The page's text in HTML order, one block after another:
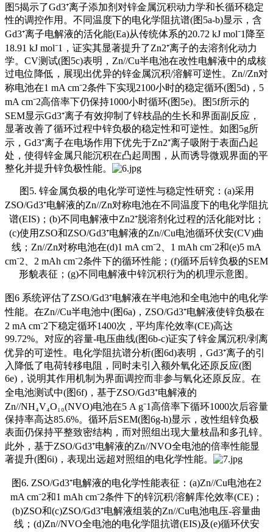
图5揭示了Gd3⁺离子添加剂对锌金属沉积动力学和长循环稳定
性的调控作用。不同温度下的电化学阻抗谱(图5a-b)显示，含
Gd3⁺离子电解液的活化能(Ea)从传统体系的20.72 kJ mol⁻1降至
18.91 kJ mol⁻1，证实其显著提升了Zn2⁺离子的去溶剂化动力
学。CV测试(图5c)表明，Zn//Cu半电池在改性电解液中的成核
过电位降低，展现出优异的锌金属沉积/溶解可逆性。Zn//Zn对
称电池在1 mA cm⁻2条件下实现2100小时的稳定循环(图5d)，5
mA cm⁻2高倍率下仍保持1000小时循环(图5e)。图5f所示的
SEM显示Gd3⁺离子有效抑制了锌枝晶的生长和界面副反应，
显著改善了循环过程中锌负极的稳定性和可逆性。如图5g所
示，Gd3⁺离子在电场作用下优先于Zn2⁺离子吸附于表面凸起
处，使得锌金属只能沉积在凸起周围，从而诱导微观界面的平
整化并提升锌负极性能。
图5. 锌金属负极的电化学可逆性与稳定性研究：(a)采用
ZSO/Gd3⁺电解液的Zn//Zn对称电池在不同温度下的电化学阻抗
谱(EIS)；(b)不同电解液中Zn2⁺脱溶剂化过程的活化能对比；
(c)使用ZSO和ZSO/Gd3⁺电解液的Zn//Cu电池循环伏安(CV)曲
线；Zn//Zn对称电池在(d)1 mA cm⁻2、1 mAh cm⁻2和(e)5 mA
cm⁻2、2 mAh cm⁻2条件下的循环性能；(f)循环后锌负极的SEM
形貌表征；(g)不同电解液中锌沉积行为的机理示意图。
图6 系统评估了ZSO/Gd3⁺电解液在半电池和全电池中的电化学
性能。在Zn//Cu半电池中(图6a)，ZSO/Gd3⁺电解液使锌负极在
2 mA cm⁻2下稳定循环1400次，平均库伦效率(CE)高达
99.72%。对应的容量-电压曲线(图6b-c)证实了锌金属沉积/剥离
优异的可逆性。电化学阻抗谱分析(图6d)表明，Gd3⁺离子的引
入降低了电荷转移电阻，同时未引入额外氧化还原反应(图
6e)，说明其作用机制为界面调控而非参与氧化还原反应。在
全电池测试中(图6f)，基于ZSO/Gd3⁺电解液的
Zn//NH₄V₄O₁₀(NVO)电池在5 A g⁻1高倍率下循环1000次后容量
保持率高达85.6%。循环后SEM(图6g-h)显示，改性组锌负极
表面仍保持平整致密结构，而对照组出现大量枝晶和多孔锌。
此外，基于ZSO/Gd3⁺电解液的Zn//NVO全电池的倍率性能显
著提升(图6i)，表现出远超对照组的电化学性能。
图6. ZSO/Gd3⁺电解液的电化学性能表征：(a)Zn//Cu电池在2
mA cm⁻2和1 mAh cm⁻2条件下的锌沉积/溶解库伦效率(CE)；
(b)ZSO和(c)ZSO/Gd3⁺电解液组装的Zn//Cu电池电压-容量曲
线；(d)Zn//NVO全电池的电化学阻抗谱(EIS)及(e)循环伏安